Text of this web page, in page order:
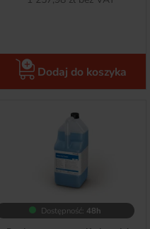
Dodaj do koszyka
Dostępność: 48h